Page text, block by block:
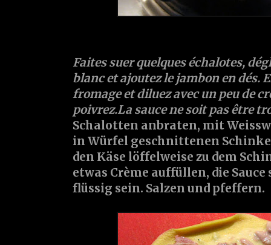
Faites suer quelques échalotes,
blanc et ajoutez le jambon en dés.
fromage et diluez avec un peu de
poivrez.La sauce ne soit pas être
Schalotten anbraten, mit
in Würfel geschnittenen
den Käse löffelweise zu dem
etwas Crème auffüllen, die
flüssig sein. Salzen und pfeffern.